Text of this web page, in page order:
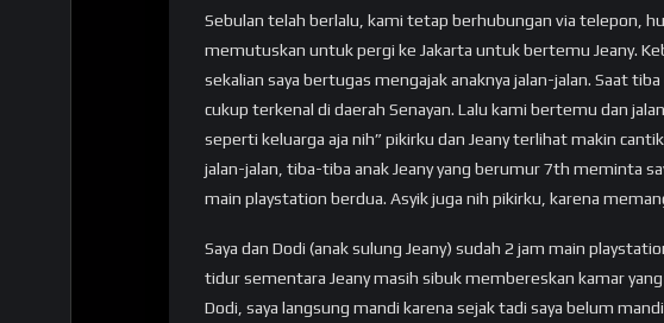
Sebulan telah berlalu, kami tetap berhubungan via telepon,
memutuskan untuk pergi ke Jakarta untuk bertemu Jeany.
sekalian saya bertugas mengajak anaknya jalan-jalan. Saat
cukup terkenal di daerah Senayan. Lalu kami bertemu dan
seperti keluarga aja nih” pikirku dan Jeany terlihat makin
jalan-jalan, tiba-tiba anak Jeany yang berumur 7th meminta
main playstation berdua. Asyik juga nih pikirku, karena
Saya dan Dodi (anak sulung Jeany) sudah 2 jam main
tidur sementara Jeany masih sibuk membereskan kamar
Dodi, saya langsung mandi karena sejak tadi saya belum